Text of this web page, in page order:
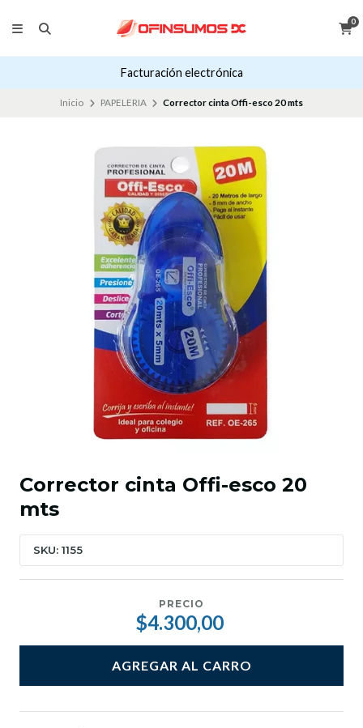
0
Facturación electrónica
Inicio PAPELERIA Corrector cinta Offi-esco 20 mts
Corrector cinta Offi-esco 20
mts
SKU: 1155
PRECIO
$4.300,00
AGREGAR AL CARRO